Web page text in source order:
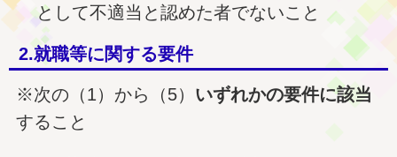
として不適当と認めた者でないこと
2.就職等に関する要件
※次の（1）から（5） いずれかの要件に該当
すること